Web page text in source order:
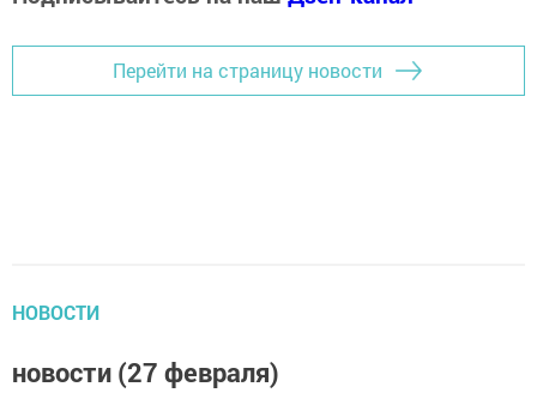
Перейти на страницу новости
НОВОСТИ
новости (27 февраля)